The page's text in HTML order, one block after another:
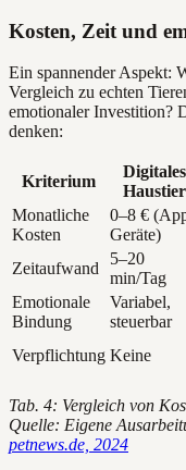
Kosten, Zeit und
Ein spannender Aspekt:
Vergleich zu echten
emotionaler Investition?
denken:
Kriterium
Digitales
Haustier
Monatliche
Kosten
0–8 €
Geräte)
Zeitaufwand
5–20
min/Tag
Emotionale
Bindung
Variabel,
steuerbar
Verpflichtung Keine
Tab. 4: Vergleich von
Quelle: Eigene
petnews.de, 2024